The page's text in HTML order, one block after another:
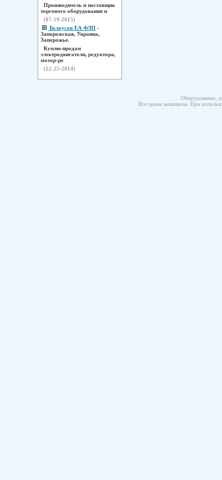
Производитель и поставщик
торгового оборудования н
(07-19-2015)
Белоусов ЕА ФЛП -
Запорожская, Украина,
Запорожье.
Куплю-продам
электродвигатели, редуктора,
мотор-ре
(12-25-2014)
Оборудование,
Все права защищены. При